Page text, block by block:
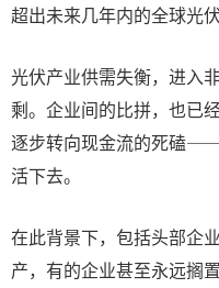
超出未来几年内的全球光
光伏产业供需失衡，进入
剩。企业间的比拼，也已
逐步转向现金流的死磕
活下去。
在此背景下，包括头部企
产，有的企业甚至永远搁